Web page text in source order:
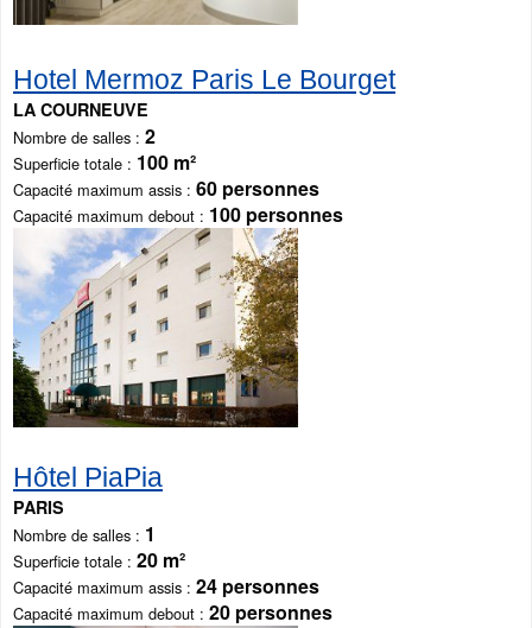
Hotel Mermoz Paris Le Bourget
LA COURNEUVE
Nombre de salles 2
Superficie totale 100 m²
Capacité maximum assis 60 personnes
Capacité maximum debout 100 personnes
Hôtel PiaPia
PARIS
Nombre de salles 1
Superficie totale 20 m²
Capacité maximum assis 24 personnes
Capacité maximum debout 20 personnes